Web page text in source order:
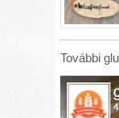
További